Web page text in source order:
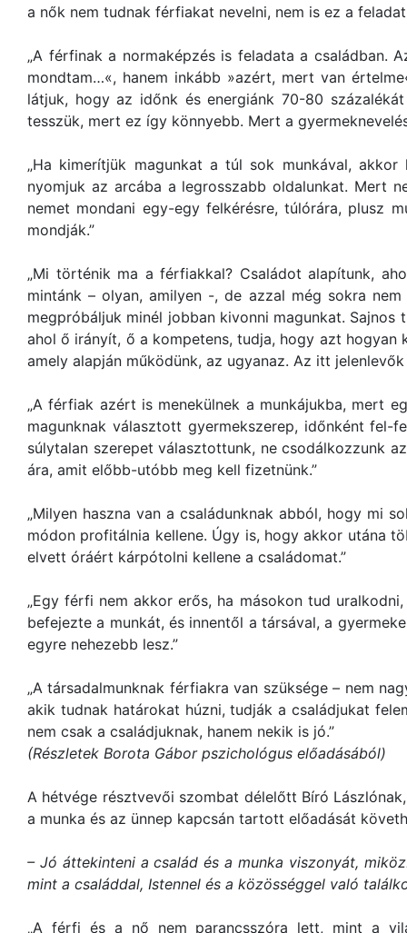
a nők nem tudnak férfiakat nevelni, nem is ez a
„A férfinak a normaképzés is feladata a családban.
mondtam…«, hanem inkább »azért, mert van
látjuk, hogy az időnk és energiánk 70-80
tesszük, mert ez így könnyebb. Mert a
„Ha kimerítjük magunkat a túl sok munkával,
nyomjuk az arcába a legrosszabb oldalunkat. Mert
nemet mondani egy-egy felkérésre, túlórára, plusz
mondják.”
„Mi történik ma a férfiakkal? Családot alapítunk,
mintánk – olyan, amilyen -, de azzal még sokra
megpróbáljuk minél jobban kivonni magunkat.
ahol ő irányít, ő a kompetens, tudja, hogy azt hogyan
amely alapján működünk, az ugyanaz. Az itt
„A férfiak azért is menekülnek a munkájukba, mert
magunknak választott gyermekszerep, időnként fel-
súlytalan szerepet választottunk, ne csodálkozzunk
ára, amit előbb-utóbb meg kell fizetnünk.”
„Milyen haszna van a családunknak abból, hogy mi
módon profitálnia kellene. Úgy is, hogy akkor utána
elvett óráért kárpótolni kellene a családomat.”
„Egy férfi nem akkor erős, ha másokon tud
befejezte a munkát, és innentől a társával, a
egyre nehezebb lesz.”
„A társadalmunknak férfiakra van szüksége – nem
akik tudnak határokat húzni, tudják a családjukat
nem csak a családjuknak, hanem nekik is jó.”
(Részletek Borota Gábor pszichológus előadásából)
A hétvége résztvevői szombat délelőtt Bíró
a munka és az ünnep kapcsán tartott előadását
– Jó áttekinteni a család és a munka viszonyát,
mint a családdal, Istennel és a közösséggel való
„A férfi és a nő nem parancsszóra lett, mint a